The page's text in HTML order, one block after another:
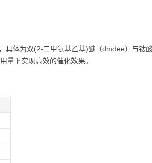
具体为双(2-二甲氨基乙基)醚（dmdee）与钛
量下实现高效的催化效果。